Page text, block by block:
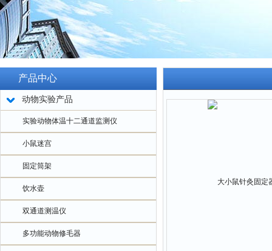
产品中心
动物实验产品
实验动物体温十二通道监测仪
小鼠迷宫
固定筒架
饮水壶
双通道测温仪
多功能动物修毛器